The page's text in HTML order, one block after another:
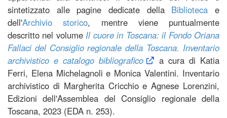
sintetizzato alle pagine dedicate della Bibliotecae
dell'Archivio storico, mentre viene puntualmente
descritto nel volume Il cuore in Toscana: il Fondo Oriana
Fallaci del Consiglio regionale della Toscana. Inventario
archivistico e catalogo bibliografico
a cura di Katia
Ferri, Elena Michelagnoli e Monica Valentini. Inventario
archivistico di Margherita Cricchio e Agnese Lorenzini,
Edizioni dell'Assemblea del Consiglio regionale della
Toscana, 2023 (EDA n. 253).